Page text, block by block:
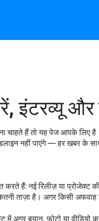
इंटरव्यू
चाहते हैं तो यह पेज आपके लिए
नहीं पाएंगे — हर खबर के
हैं: नई रिलीज़ या प्रोजेक्ट
ताज़ा है। अगर किसी
में अगर बयान, फोटो या